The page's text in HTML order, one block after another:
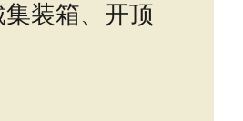
装箱、开顶